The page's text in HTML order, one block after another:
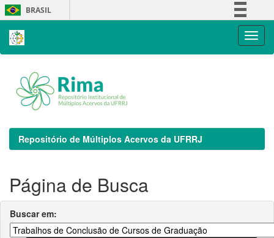
Skip
navigation
BRASIL
Repositório de Múltiplos Acervos da UFRRJ
Página de Busca
Buscar em: